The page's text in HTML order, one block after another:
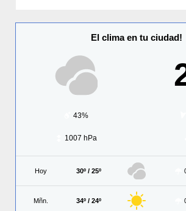
El clima en tu ciudad!
43%
1007 hPa
Hoy 30º / 25º
Mñn. 34º / 24º